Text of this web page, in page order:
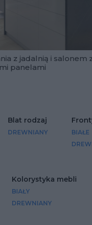
z jadalnią i salonem
panelami
Blat rodzaj
DREWNIANY
BIAŁE
Kolorystyka mebli
BIAŁY
DREWNIANY